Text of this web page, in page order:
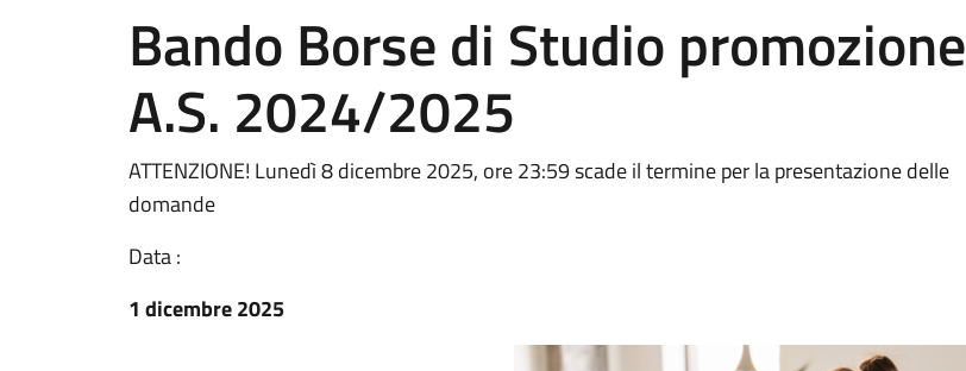
Bando Borse di Studio promozione
A.S. 2024/2025
ATTENZIONE! Lunedì 8 dicembre 2025, ore 23:59 scade il termine per la presentazione delle
domande
Data :
1 dicembre 2025